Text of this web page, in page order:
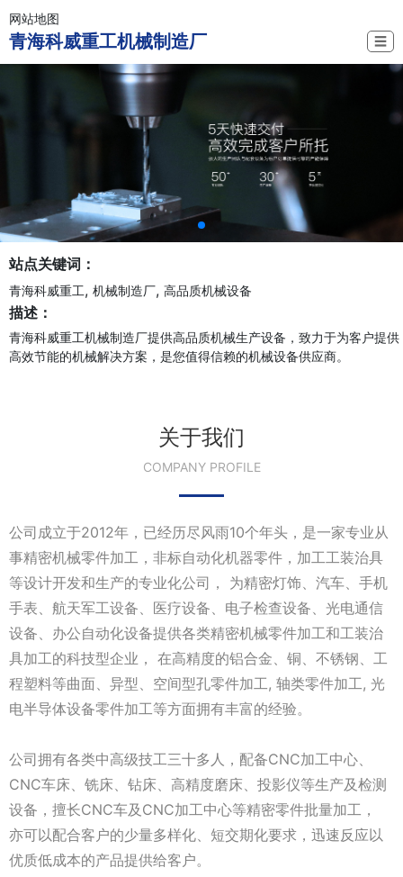
网站地图
青海科威重工机械制造厂 ☰
站点关键词：
青海科威重工, 机械制造厂, 高品质机械设备
描述：
青海科威重工机械制造厂提供高品质机械生产设备，致力于为客户提供
高效节能的机械解决方案，是您值得信赖的机械设备供应商。
关于我们
COMPANY PROFILE
公司成立于2012年，已经历尽风雨10个年头，是一家专业从
事精密机械零件加工，非标自动化机器零件，加工工装治具
等设计开发和生产的专业化公司， 为精密灯饰、汽车、手机
手表、航天军工设备、医疗设备、电子检查设备、光电通信
设备、办公自动化设备提供各类精密机械零件加工和工装治
具加工的科技型企业， 在高精度的铝合金、铜、不锈钢、工
程塑料等曲面、异型、空间型孔零件加工, 轴类零件加工, 光
电半导体设备零件加工等方面拥有丰富的经验。
公司拥有各类中高级技工三十多人，配备CNC加工中心、
CNC车床、铣床、钻床、高精度磨床、投影仪等生产及检测
设备，擅长CNC车及CNC加工中心等精密零件批量加工，
亦可以配合客户的少量多样化、短交期化要求，迅速反应以
优质低成本的产品提供给客户。